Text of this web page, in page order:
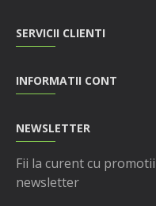
SERVICII CLIENTI
INFORMATII CONT
NEWSLETTER
Fii la curent cu
newsletter